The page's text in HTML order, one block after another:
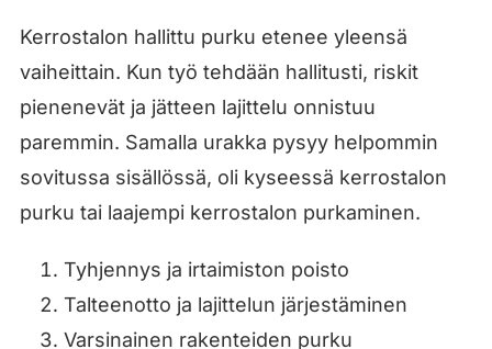
Kerrostalon hallittu purku etenee yleensä
vaiheittain. Kun työ tehdään hallitusti, riskit
pienenevät ja jätteen lajittelu onnistuu
paremmin. Samalla urakka pysyy helpommin
sovitussa sisällössä, oli kyseessä kerrostalon
purku tai laajempi kerrostalon purkaminen.
Tyhjennys ja irtaimiston poisto
Talteenotto ja lajittelun järjestäminen
Varsinainen rakenteiden purku